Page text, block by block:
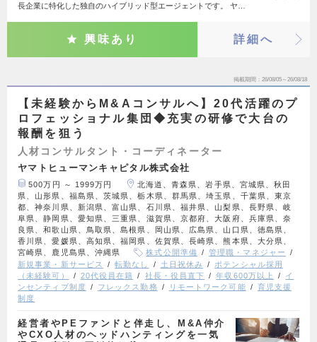
長企業に特化した独自のハイブリッド型エージェントです。 ヤ…
興味あり 詳細へ
掲載期間 26/08/05～26/08/18
【未経験からM&Aコンサルへ】20代活躍のプ
ロフェッショナル集団◆充実の研修で大台の
報酬を狙う
人材コンサルタント・コーディネーター
ヤマトヒューマンキャピタル株式会社
500万円 ～ 1999万円
北海道、青森県、岩手県、宮城県、秋田
県、山形県、福島県、茨城県、栃木県、群馬県、埼玉県、千葉県、東京
都、神奈川県、新潟県、富山県、石川県、福井県、山梨県、長野県、岐
阜県、静岡県、愛知県、三重県、滋賀県、京都府、大阪府、兵庫県、奈
良県、和歌山県、鳥取県、島根県、岡山県、広島県、山口県、徳島県、
香川県、愛媛県、高知県、福岡県、佐賀県、長崎県、熊本県、大分県、
宮崎県、鹿児島県、沖縄県
株式公開準備
管理職・マネジャー
新規事業・新サービス
転勤なし 土日祝休み
ポテンシャル採用
（未経験可）
20代役員在籍 社長・役員直下 年収600万以上
イ
ンセンティブ制度
フレックス勤務 リモートワーク可能
育児支援
制度
経営者やPEファンドと伴走し、M&A仲介
やCXO人材のヘッドハンティングを一気